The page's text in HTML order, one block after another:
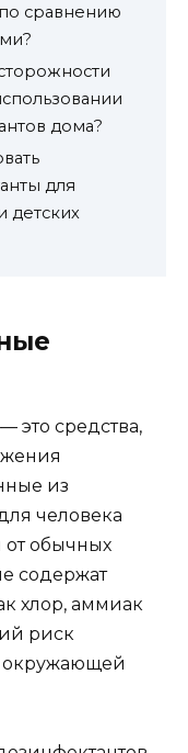
сравнению
дома?
для
детских
это средства,
из
человека
от обычных
содержат
хлор, аммиак
риск
окружающей